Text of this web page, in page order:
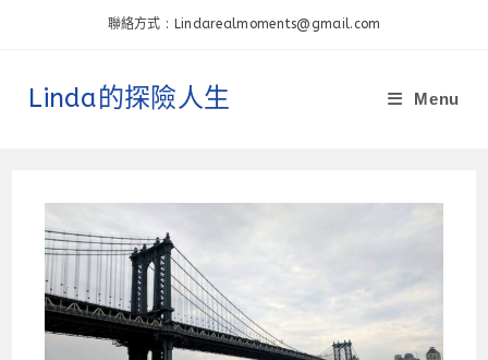
聯絡方式 : Lindarealmoments@gmail.com
Linda的探險人生 Menu